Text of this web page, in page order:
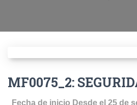
MF0075_2:
Fecha de inicio Desde el 25 de